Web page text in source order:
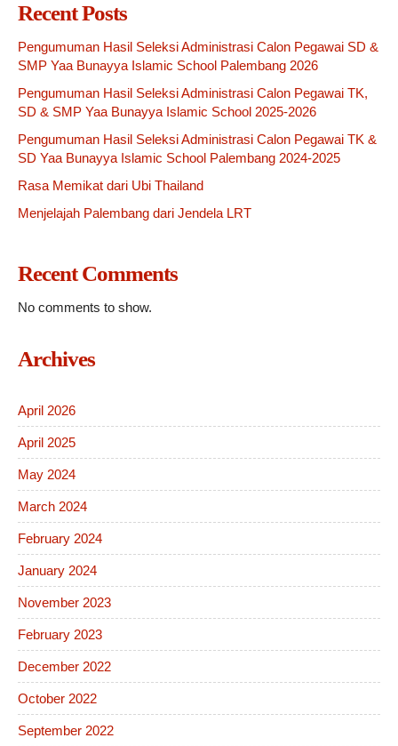
Recent Posts
Pengumuman Hasil Seleksi Administrasi Calon Pegawai SD &
SMP Yaa Bunayya Islamic School Palembang 2026
Pengumuman Hasil Seleksi Administrasi Calon Pegawai TK,
SD & SMP Yaa Bunayya Islamic School 2025-2026
Pengumuman Hasil Seleksi Administrasi Calon Pegawai TK &
SD Yaa Bunayya Islamic School Palembang 2024-2025
Rasa Memikat dari Ubi Thailand
Menjelajah Palembang dari Jendela LRT
Recent Comments
No comments to show.
Archives
April 2026
April 2025
May 2024
March 2024
February 2024
January 2024
November 2023
February 2023
December 2022
October 2022
September 2022